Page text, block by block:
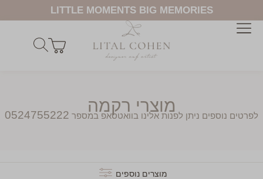
LITTLE MOMENTS BIG MEMORIES
מוצרי רקמה
לפרטים נוספים ניתן לפנות אלינו בוואטסאפ במספר 0524755222
מוצרים נוספים